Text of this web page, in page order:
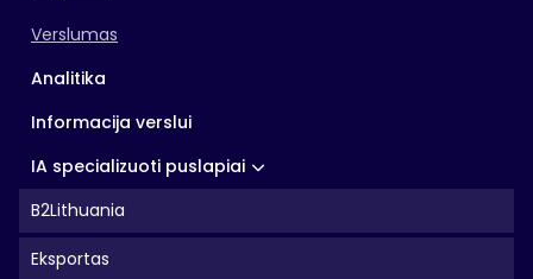
Verslumas
Analitika
Informacija verslui
IA specializuoti puslapiai
B2Lithuania
Eksportas